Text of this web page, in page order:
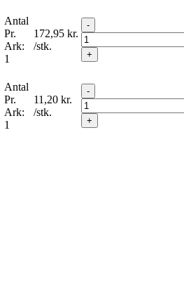
Antal
Pr.
Ark:
1
172,95 kr.
/stk.
-
+
Antal
Pr.
Ark:
1
11,20 kr.
/stk.
-
+